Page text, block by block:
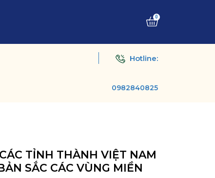
0
Hotline:
0982840825
TỈNH THÀNH VIỆT NAM
SẮC CÁC VÙNG MIỀN